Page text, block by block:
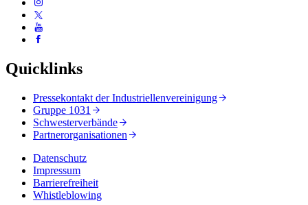
Quicklinks
Pressekontakt der Industriellenvereinigung
Gruppe 1031
Schwesterverbände
Partnerorganisationen
Datenschutz
Impressum
Barrierefreiheit
Whistleblowing